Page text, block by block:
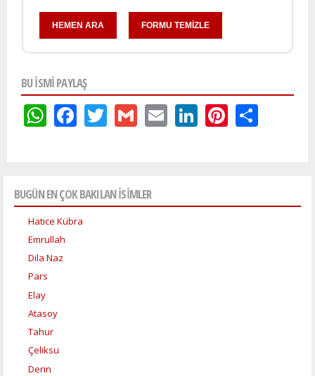
BU ISMI PAYLAŞ
WhatsApp
Facebook
Twitter
GmailEmailLinkedIn
BUGÜN EN ÇOK BAKILAN İSİMLER
Hatice Kübra
Emrullah
Dila Naz
Pars
Elay
Atasoy
Tahur
Çeliksu
Derin